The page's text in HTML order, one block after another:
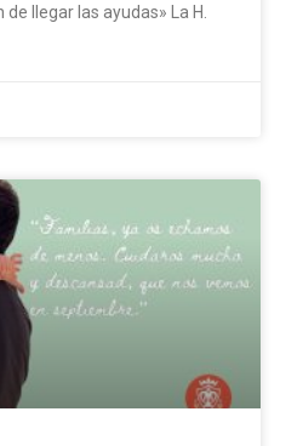
llegar las ayudas» La H.